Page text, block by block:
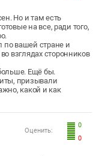
Но и там есть
на все, ради того,
по вашей стране и
взглядах сторонников
Ещё бы.
призывали
какой и как
0
0
Оценить: